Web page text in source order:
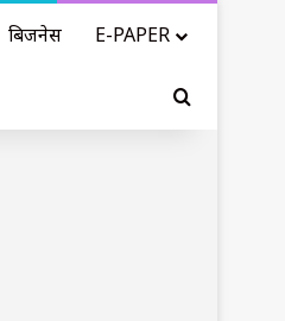
बिजनेस E-PAPER
Search for